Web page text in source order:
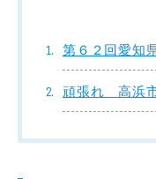
第６２回愛知
頑張れ 高浜